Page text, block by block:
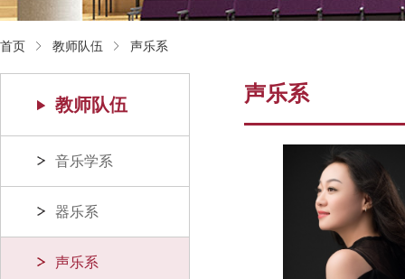
首页 教师队伍 声乐系
教师队伍
音乐学系
器乐系
声乐系
声乐系